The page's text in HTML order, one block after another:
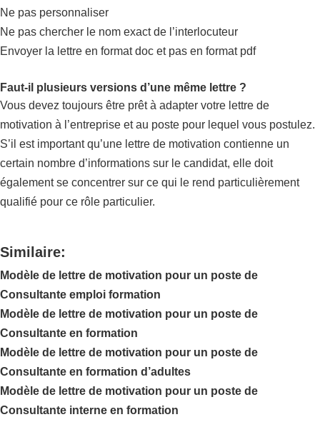
Ne pas personnaliser
Ne pas chercher le nom exact de l’interlocuteur
Envoyer la lettre en format doc et pas en format pdf
Faut-il plusieurs versions d’une même lettre ?
Vous devez toujours être prêt à adapter votre lettre de
motivation à l’entreprise et au poste pour lequel vous postulez.
S’il est important qu’une lettre de motivation contienne un
certain nombre d’informations sur le candidat, elle doit
également se concentrer sur ce qui le rend particulièrement
qualifié pour ce rôle particulier.
Similaire:
Modèle de lettre de motivation pour un poste de
Consultante emploi formation
Modèle de lettre de motivation pour un poste de
Consultante en formation
Modèle de lettre de motivation pour un poste de
Consultante en formation d’adultes
Modèle de lettre de motivation pour un poste de
Consultante interne en formation